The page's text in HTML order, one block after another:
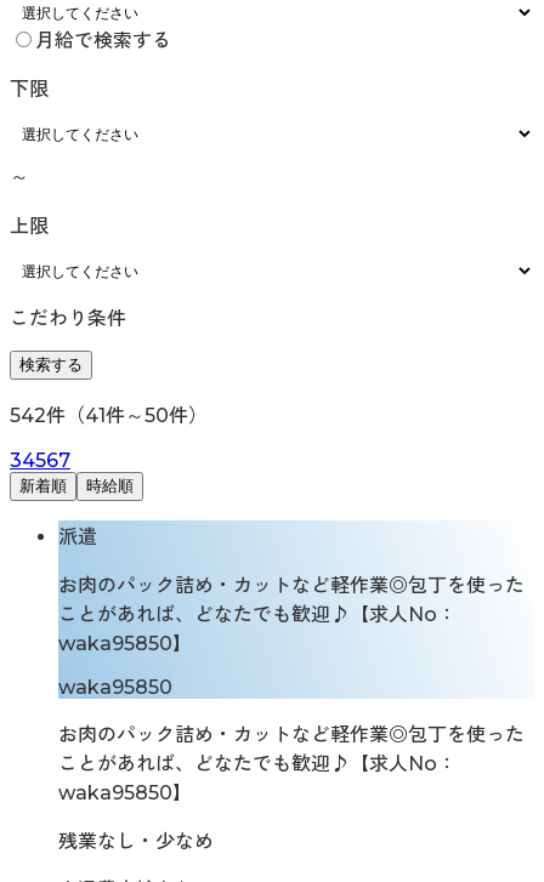
月給で検索する
下限
～
上限
こだわり条件
検索する
542件（41件～50件）
34567
新着順 時給順
派遣
お肉のパック詰め・カットなど軽作業◎包丁を使った
ことがあれば、どなたでも歓迎♪【求人No：
waka95850】
waka95850
お肉のパック詰め・カットなど軽作業◎包丁を使った
ことがあれば、どなたでも歓迎♪【求人No：
waka95850】
残業なし・少なめ